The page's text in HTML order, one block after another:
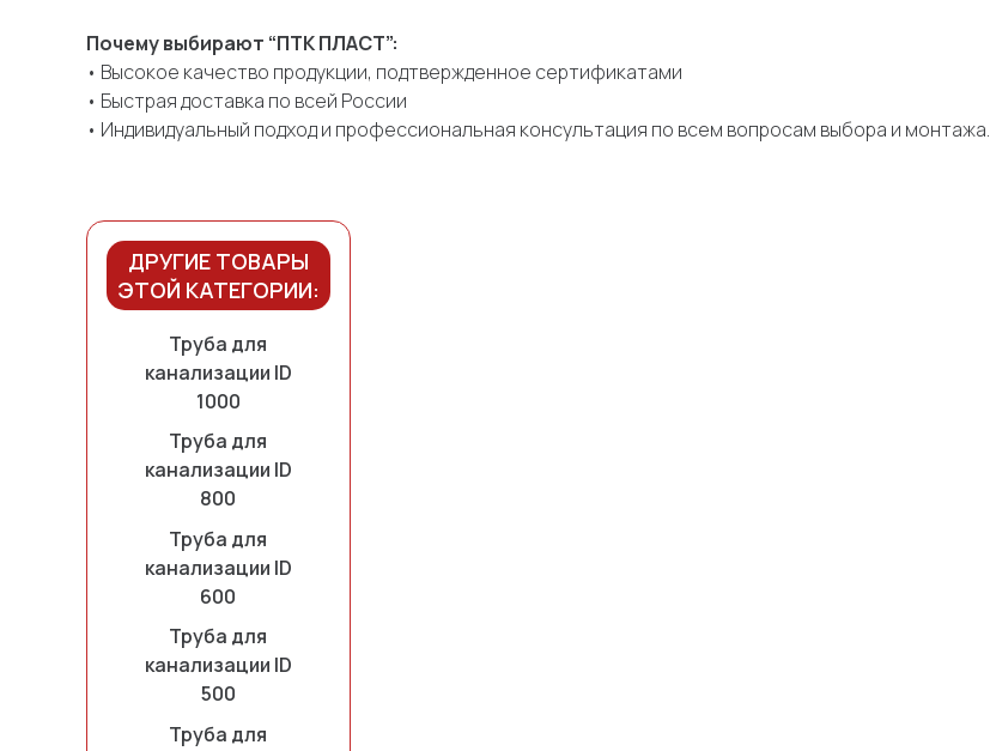
Почему выбирают “ПТК ПЛАСТ”:
• Высокое качество продукции, подтвержденное сертификатами
• Быстрая доставка по всей России
• Индивидуальный подход и профессиональная консультация по всем вопросам выбора и монтажа.
ДРУГИЕ ТОВАРЫ
ЭТОЙ КАТЕГОРИИ:
Труба для
канализации ID
1000
Труба для
канализации ID
800
Труба для
канализации ID
600
Труба для
канализации ID
500
Труба для